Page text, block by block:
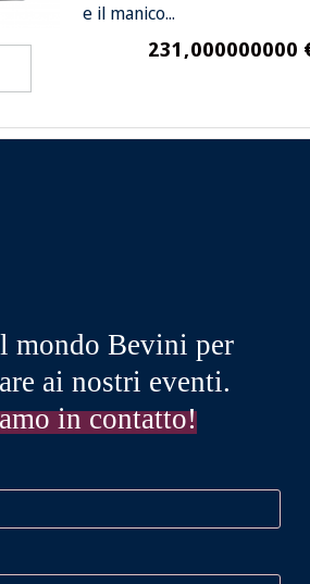
e il manico...
231,000000000
mondo Bevini per
ai nostri eventi.
in contatto!